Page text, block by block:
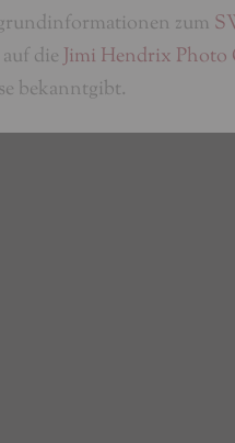
zum
dieJimi Hendrix
bekanntgibt.